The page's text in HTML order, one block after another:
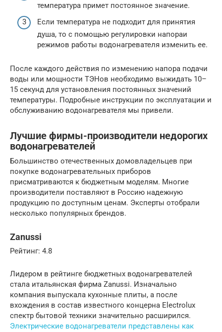
температура примет постоянное значение.
Если температура не подходит для принятия
душа, то с помощью регулировки напораи
режимов работы водонагревателя изменить ее.
После каждого действия по изменению напора подачи
воды или мощности ТЭНов необходимо выжидать 10–
15 секунд для установления постоянных значений
температуры. Подробные инструкции по эксплуатации и
обслуживанию водонагревателя мы привели.
Лучшие фирмы-производители недорогих
водонагревателей
Большинство отечественных домовладельцев при
покупке водонагревательных приборов
присматриваются к бюджетным моделям. Многие
производители поставляют в Россию надежную
продукцию по доступным ценам. Эксперты отобрали
несколько популярных брендов.
Zanussi
Рейтинг: 4.8
Лидером в рейтинге бюджетных водонагревателей
стала итальянская фирма Zanussi. Изначально
компания выпускала кухонные плиты, а после
вхождения в состав известного концерна Electrolux
спектр бытовой техники значительно расширился.
Электрические водонагреватели представлены как